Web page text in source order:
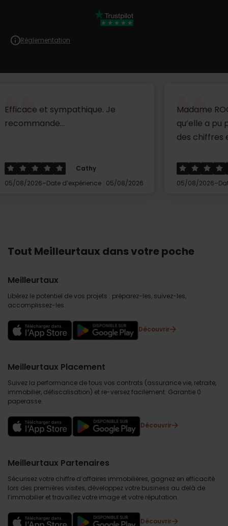
Réglementation
sympathique. Je
Cathy
Date d’expérience : 05/08/2026
Madame ROQUIN a
qu’elle a pu pour
des chiffres et des
Latifa
05/08/2026
Date
Tout Meilleurtaux dans votre poche
Meilleurtaux
Libérez le potentiel de vos projets : préparez-les, suivez-les,
accomplissez-les.
Découvrir
Meilleurtaux Placement
Suivez la performance de tous vos contrats (assurance vie, retraite,
immobilier, défiscalisation) et re-versez facilement. Garantie 0
paperasse.
Découvrir
Meilleurtaux Partenaires
Sécurisez votre chiffre d’affaires immobilières, gagnez en efficacité
lors des premières visites, développez votre business au delà de
l’immobilier et travaillez votre image et votre réputation.
Découvrir